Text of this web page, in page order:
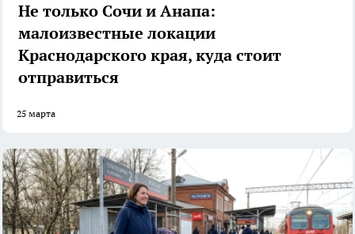
Не только Сочи и Анапа:
малоизвестные локации
Краснодарского края, куда стоит
отправиться
25 марта